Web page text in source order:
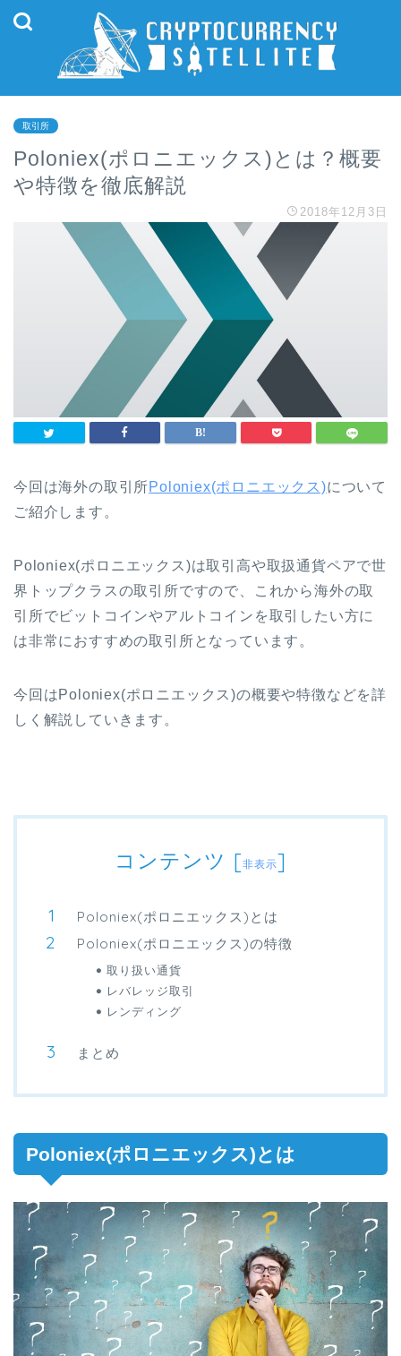
取引所
Poloniex(ポロニエックス)とは？概要
や特徴を徹底解説
2018年12月3日
今回は海外の取引所Poloniex(ポロニエックス)について
ご紹介します。
Poloniex(ポロニエックス)は取引高や取扱通貨ペアで世
界トップクラスの取引所ですので、これから海外の取
引所でビットコインやアルトコインを取引したい方に
は非常におすすめの取引所となっています。
今回はPoloniex(ポロニエックス)の概要や特徴などを詳
しく解説していきます。
コンテンツ [非表示]
Poloniex(ポロニエックス)とは
Poloniex(ポロニエックス)の特徴
取り扱い通貨
レバレッジ取引
レンディング
まとめ
Poloniex(ポロニエックス)とは